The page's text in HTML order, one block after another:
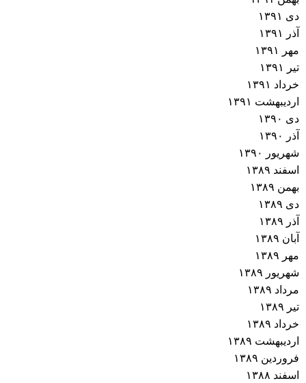
دی ۱۳۹۱
آذر ۱۳۹۱
مهر ۱۳۹۱
تیر ۱۳۹۱
خرداد ۱۳۹۱
اردیبهشت ۱۳۹۱
دی ۱۳۹۰
آذر ۱۳۹۰
شهریور ۱۳۹۰
اسفند ۱۳۸۹
بهمن ۱۳۸۹
دی ۱۳۸۹
آذر ۱۳۸۹
آبان ۱۳۸۹
مهر ۱۳۸۹
شهریور ۱۳۸۹
مرداد ۱۳۸۹
تیر ۱۳۸۹
خرداد ۱۳۸۹
اردیبهشت ۱۳۸۹
فروردین ۱۳۸۹
اسفند ۱۳۸۸